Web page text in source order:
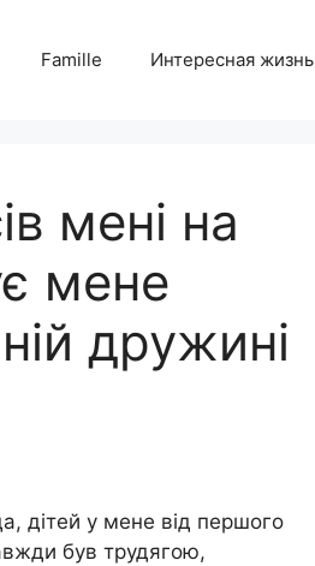
Famille Интересная жизнь
мені на
мене
дружині
дітей у мене від першого
був трудягою,